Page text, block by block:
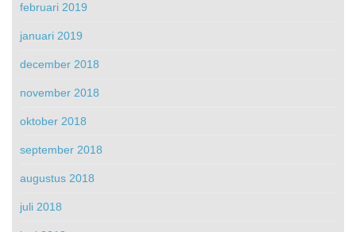
februari 2019
januari 2019
december 2018
november 2018
oktober 2018
september 2018
augustus 2018
juli 2018